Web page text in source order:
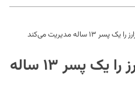
ساله مدیریت می‌کند
یک میلیون دلار رمزارز را یک پسر ۱۳ ساله